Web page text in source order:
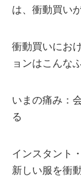
は、衝動買い
衝動買いにお
ョンはこんな
いまの痛み：
る
インスタント
新しい服を衝